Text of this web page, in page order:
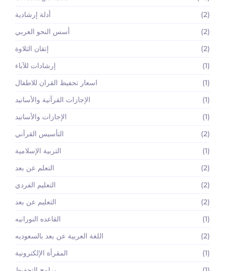
أدلة إرشادية
(2)
أسس النحو العربي
(2)
إتقان التلاوة
(2)
إرشادات للآباء
(1)
اسعار تحفيظ القران للاطفال
(1)
الإجازات القرآنية والأسانيد
(1)
الإجازات والأسانيد
(1)
التأسيس القرآني
(2)
التربية الإسلامية
(1)
التعلم عن بعد
(2)
التعليم الفردي
(2)
التعليم عن بعد
(2)
القاعده النورانيه
(1)
اللغة العربية عن بعد بالسعوديه
(2)
المقرأة الإلكترونية
(1)